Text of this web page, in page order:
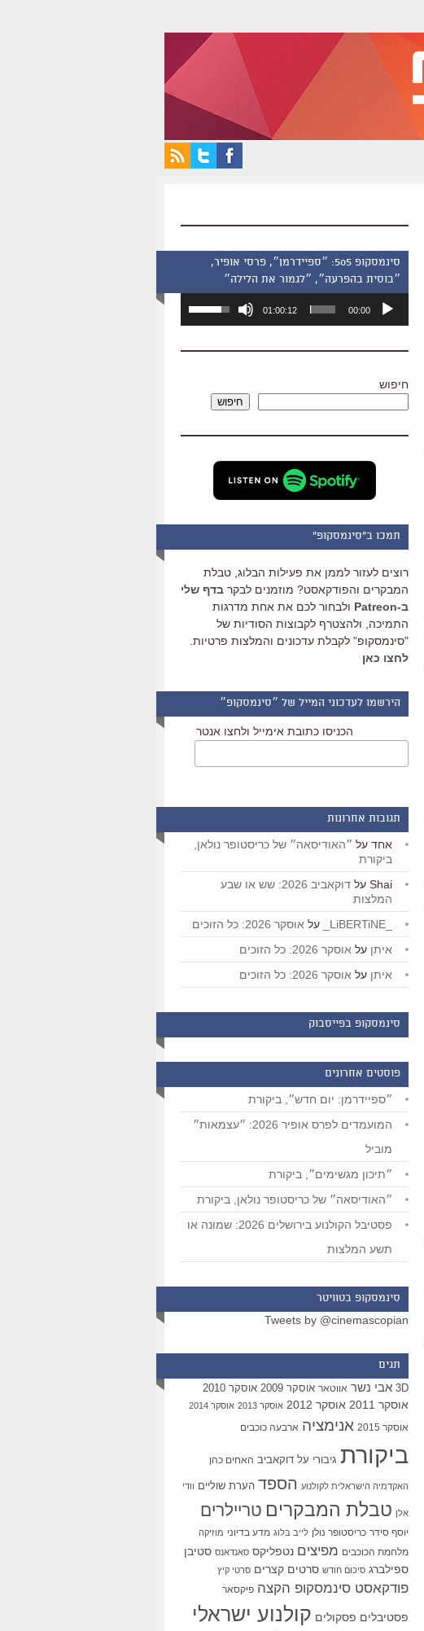
סינמסקופ 505: ״ספיידרמן״, פרסי אופיר,
״בוסית בהפרעה״, ״לגמור את הלילה״
אודיו
00:00
01:00:12
השתמש
כדי
שמע.
חיפוש
חיפוש
תמכו ב"סינמסקופ"
רוצים לעזור לממן את פעילות הבלוג, טבלת
המבקרים והפודקאסט? מוזמנים לבקר בדף שלי
ב-Patreon
ולבחור לכם את אחת מדרגות
התמיכה, ולהצטרף לקבוצות הסודיות של
"סינמסקופ" לקבלת עדכונים והמלצות פרטיות.
לחצו כאן
הירשמו לעדכוני המייל של ״סינמסקופ״
הכניסו כתובת אימייל ולחצו אנטר
תגובות אחרונות
אחד על ״האודיסאה״ של כריסטופר נולאן,
ביקורת
Shai על
דוקאביב 2026: שש או שבע
המלצות
על אוסקר 2026: כל הזוכים
איתן על אוסקר 2026: כל הזוכים
איתן על אוסקר 2026: כל הזוכים
סינמסקופ בפייסבוק
פוסטים אחרונים
״ספיידרמן: יום חדש״, ביקורת
המועמדים לפרס אופיר 2026: ״עצמאות״
מוביל
״תיכון מגשימים״, ביקורת
״האודיסאה״ של כריסטופר נולאן, ביקורת
פסטיבל הקולנוע בירושלים 2026: שמונה או
תשע המלצות
סינמסקופ בטוויטר
Tweets by @cinemascopian
תגים
3D אבי נשר אווטאר אוסקר 2009 אוסקר 2010
אוסקר 2011 אוסקר 2012 אוסקר 2013 אוסקר 2014
אוסקר 2015 אנימציה ארבעה כוכבים
ביקורת גיבורי על דוקאביב האחים כהן
האקדמיה הישראלית לקולנוע הספד הערת שוליים וודי
אלן טבלת המבקרים טריילרים
יוסף סידר כריסטופר נולן לייב בלוג מדע בדיוני מוזיקה
מלחמת הכוכבים מפיצים נטפליקס סאנדאנס סטיבן
ספילברג סיכום חודש סרטים קצרים סרטי קיץ
פודקאסט סינמסקופ הקצה פיקסאר
פסטיבלים פסקולים קולנוע ישראלי